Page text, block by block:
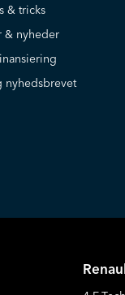
& tricks
& nyheder